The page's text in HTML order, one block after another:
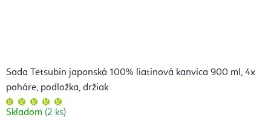
Sada Tetsubin japonská 100% liatinová kanvica 900 ml, 4x
poháre, podložka, držiak
hodnotenie
produktu
je
Skladom (2 ks)